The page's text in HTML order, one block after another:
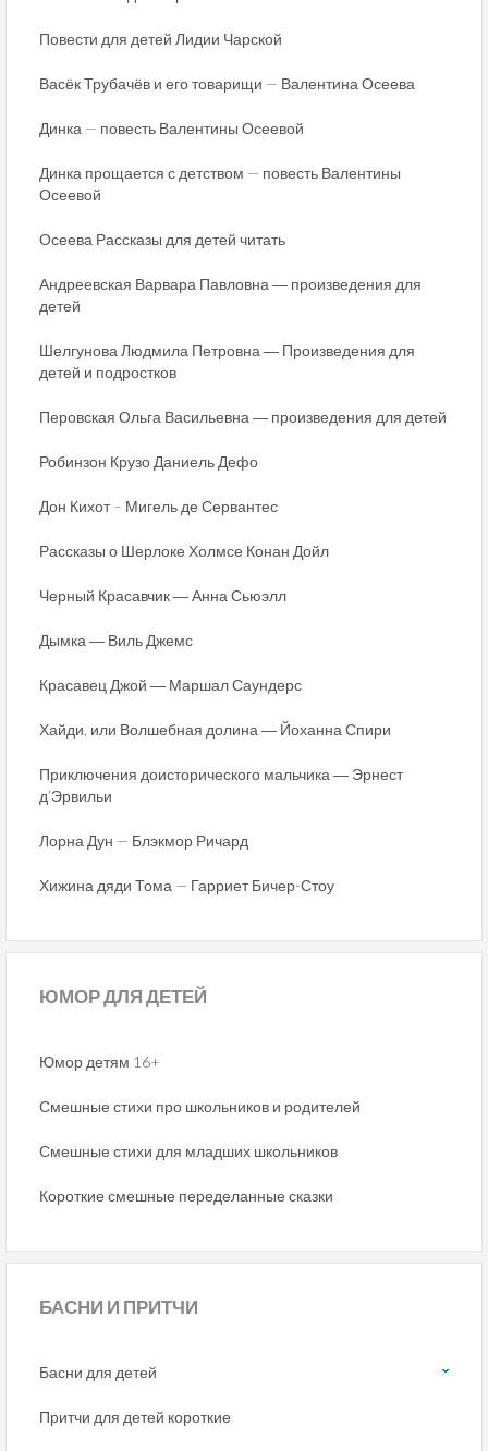
Повести для детей Лидии Чарской
Васёк Трубачёв и его товарищи — Валентина Осеева
Динка — повесть Валентины Осеевой
Динка прощается с детством — повесть Валентины
Осеевой
Осеева Рассказы для детей читать
Андреевская Варвара Павловна ― произведения для
детей
Шелгунова Людмила Петровна ― Произведения для
детей и подростков
Перовская Ольга Васильевна ― произведения для детей
Робинзон Крузо Даниель Дефо
Дон Кихот – Мигель де Сервантес
Рассказы о Шерлоке Холмсе Конан Дойл
Черный Красавчик ― Анна Сьюэлл
Дымка ― Виль Джемс
Красавец Джой ― Маршал Саундерс
Хайди, или Волшебная долина ― Йоханна Спири
Приключения доисторического мальчика ― Эрнест
д’Эрвильи
Лорна Дун — Блэкмор Ричард
Хижина дяди Тома — Гарриет Бичер-Стоу
ЮМОРДЛЯ ДЕТЕЙ
Юмор детям 16+
Смешные стихи про школьников и родителей
Смешные стихи для младших школьников
Короткие смешные переделанные сказки
БАСНИ И ПРИТЧИ
Басни для детей
Притчи для детей короткие